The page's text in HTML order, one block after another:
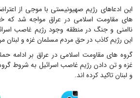
این ادعاهای رژیم صهیونیستی با موجی از
های مقاومت اسلامی در عراق مواجه شد که
ناامنی و جنگ در منطقه وجود رژیم غاصب
این رژیم کاذب در حق مردم مسلمان غزه و
گروه های مقاومت اسلامی در عراق بر ادامه
غزه و تن دادن رژیم غاصب اسرائیل به شروط
و لبنان تاکید کرده اند.